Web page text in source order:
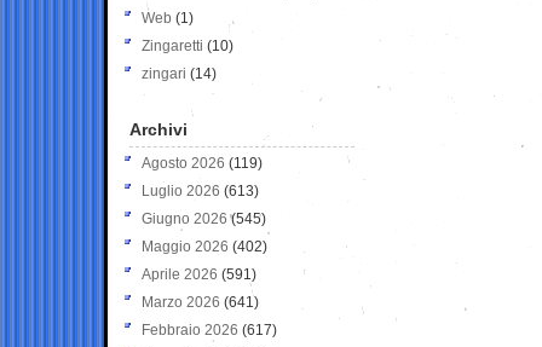
Web (1)
Zingaretti (10)
zingari (14)
Archivi
Agosto 2026 (119)
Luglio 2026 (613)
Giugno 2026 (545)
Maggio 2026 (402)
Aprile 2026 (591)
Marzo 2026 (641)
Febbraio 2026 (617)